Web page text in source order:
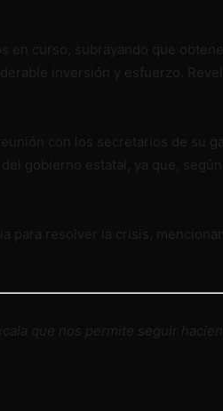
en curso, subrayando que
inversión y esfuerzo.
con los secretarios de su
gobierno estatal, ya que,
para resolver la crisis,
que nos permite seguir